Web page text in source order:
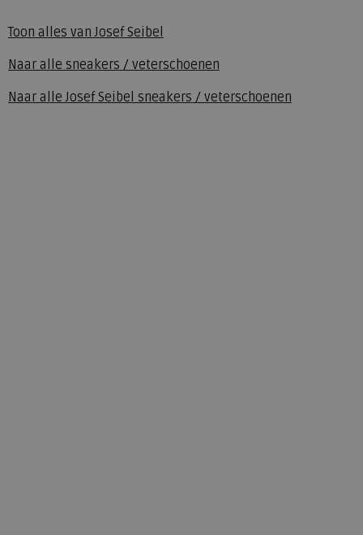
Toon alles vanJosef Seibel
Naar alle sneakers / veterschoenen
Naar alleJosef Seibel sneakers / veterschoenen